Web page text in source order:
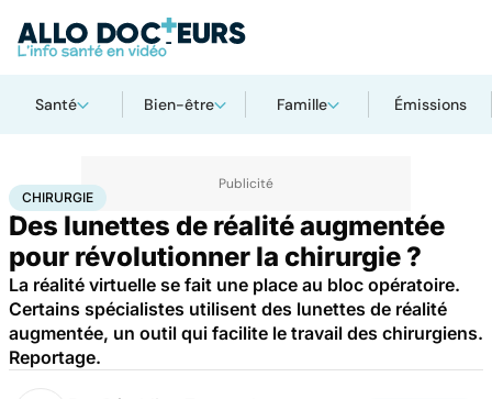
Santé Bien-être Famille Émissions
AccueilSanté Chirurgie
CHIRURGIE
Des lunettes de réalité augmentée
pour révolutionner la chirurgie ?
La réalité virtuelle se fait une place au bloc opératoire.
Certains spécialistes utilisent des lunettes de réalité
augmentée, un outil qui facilite le travail des chirurgiens.
Reportage.